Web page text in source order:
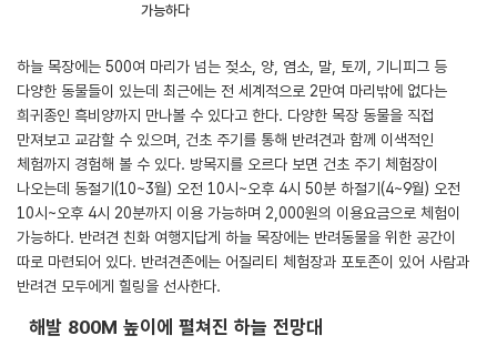
가능하다
하늘 목장에는 500여 마리가 넘는 젖소, 양, 염소, 말, 토끼, 기니피그 등
다양한 동물들이 있는데 최근에는 전 세계적으로 2만여 마리밖에 없다는
희귀종인 흑비양까지 만나볼 수 있다고 한다. 다양한 목장 동물을 직접
만져보고 교감할 수 있으며, 건초 주기를 통해 반려견과 함께 이색적인
체험까지 경험해 볼 수 있다. 방목지를 오르다 보면 건초 주기 체험장이
나오는데 동절기(10~3월) 오전 10시~오후 4시 50분 하절기(4~9월) 오전
10시~오후 4시 20분까지 이용 가능하며 2,000원의 이용요금으로 체험이
가능하다. 반려견 친화 여행지답게 하늘 목장에는 반려동물을 위한 공간이
따로 마련되어 있다. 반려견존에는 어질리티 체험장과 포토존이 있어 사람과
반려견 모두에게 힐링을 선사한다.
해발 800M 높이에 펼쳐진 하늘 전망대